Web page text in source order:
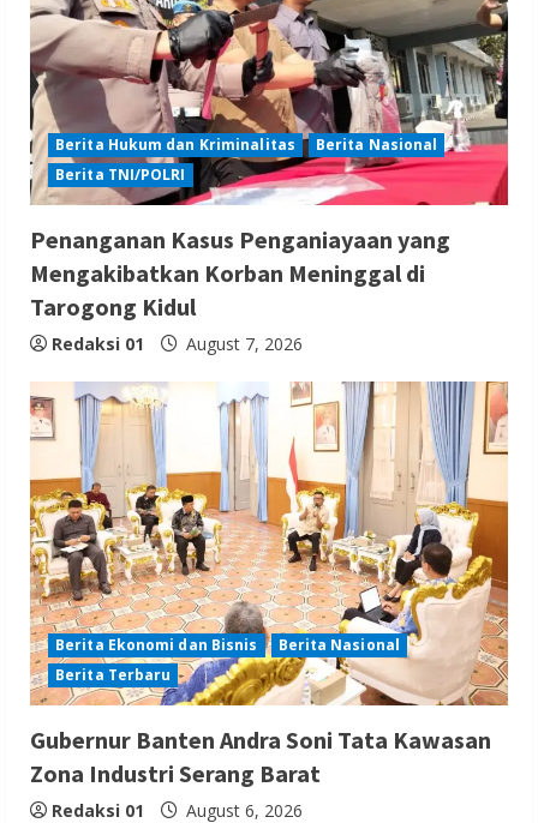
Berita Hukum dan Kriminalitas
Berita Nasional
Berita TNI/POLRI
Penanganan Kasus Penganiayaan yang
Mengakibatkan Korban Meninggal di
Tarogong Kidul
Redaksi 01 August 7, 2026
Berita Ekonomi dan Bisnis
Berita Nasional
Berita Terbaru
Gubernur Banten Andra Soni Tata Kawasan
Zona Industri Serang Barat
Redaksi 01 August 6, 2026